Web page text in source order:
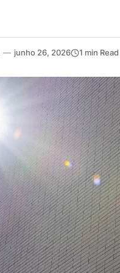
— junho 26, 2026 1 min Read